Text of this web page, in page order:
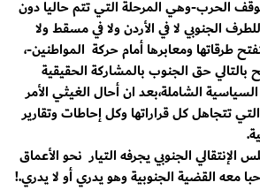
الحرب-وهي المرحلة التي تتم حاليا دون
الجنوبي لا في الأردن ولا في مسقط ولا
طرقاتها ومعابرها أمام حركة المواطنين-،
حق الجنوب بالمشاركة الحقيقية
الشاملة،بعد ان أحال الغيثي الأمر
تتجاهل كل قراراتها وكل إحاطات وتقارير
الجنوبي يجرفه التيار نحو الأعماق
معه القضية الجنوبية وهو يدري أو لا يدري.!